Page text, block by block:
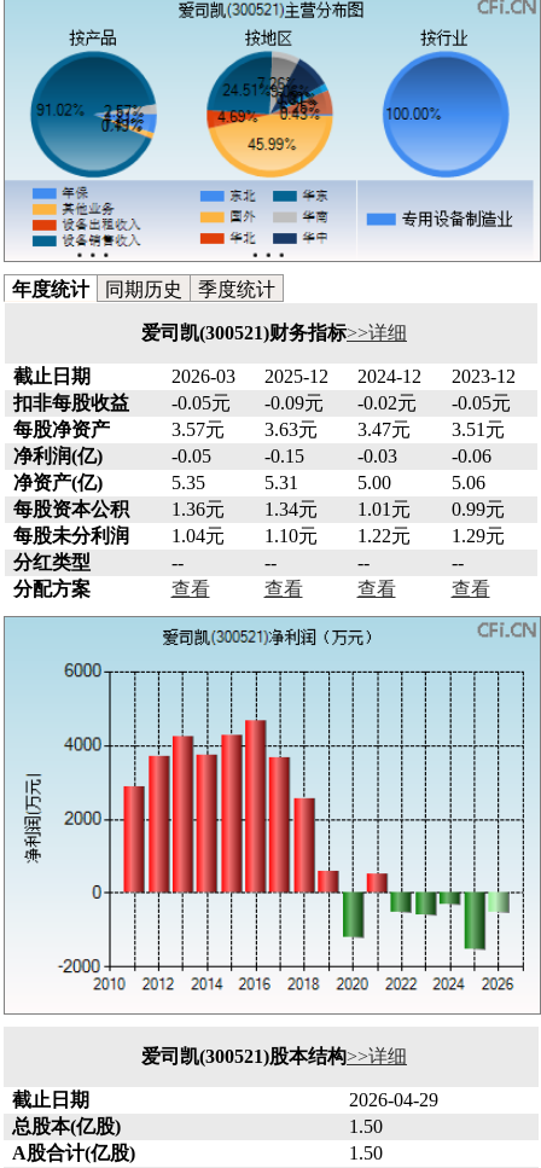
年度统计 同期历史 季度统计
爱司凯(300521)财务指标>>详细
截止日期 2026-03 2025-12 2024-12
2023-12
扣非每股收益
-0.05元 -0.09元 -0.02元
-0.05元
每股净资产
3.57元 3.63元 3.47元
3.51元
净利润(亿)
-0.05 -0.15 -0.03
-0.06
净资产(亿)
5.35 5.31 5.00
5.06
每股资本公积
1.36元 1.34元 1.01元
0.99元
每股未分利润
1.04元 1.10元 1.22元
1.29元
分红类型
-- -- --
--
分配方案
查看 查看 查看 查看
爱司凯(300521)股本结构>>详细
截止日期
2026-04-29
总股本(亿股)
1.50
A股合计(亿股)
1.50